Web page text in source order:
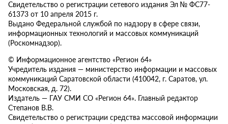
Свидетельство о регистрации сетевого издания Эл № ФС77-
61373 от 10 апреля 2015 г.
Выдано Федеральной службой по надзору в сфере связи,
информационных технологий и массовых коммуникаций
(Роскомнадзор).
© Информационное агентство «Регион 64»
Учредитель издания — министерство информации и массовых
коммуникаций Саратовской области (410042, г. Саратов, ул.
Московская, д. 72).
Издатель — ГАУ СМИ СО «Регион 64». Главный редактор
Степанов В.В.
Свидетельство о регистрации средства массовой информации